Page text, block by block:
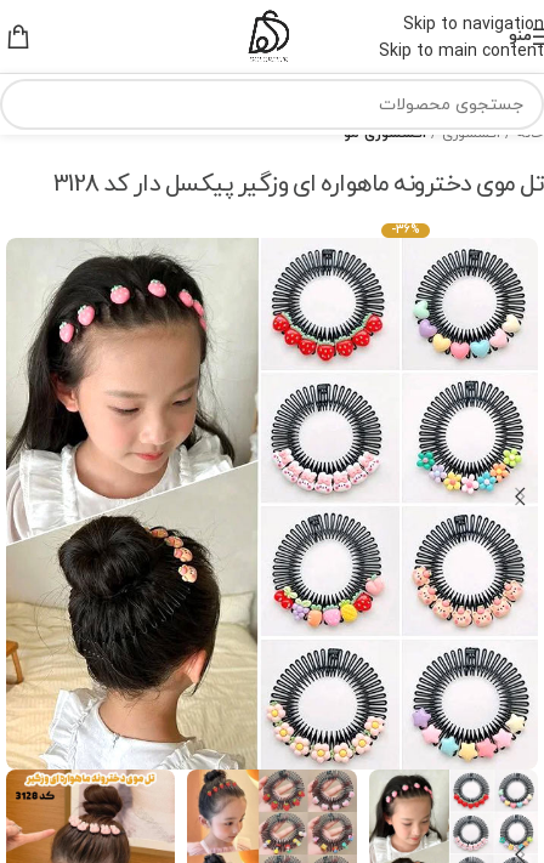
Skip to navigation
Skip to main content
منو
خانه اکسسوری اکسسوری مو
تل موی دخترونه ماهواره ای وزگیر پیکسل دار کد 3128
-36%